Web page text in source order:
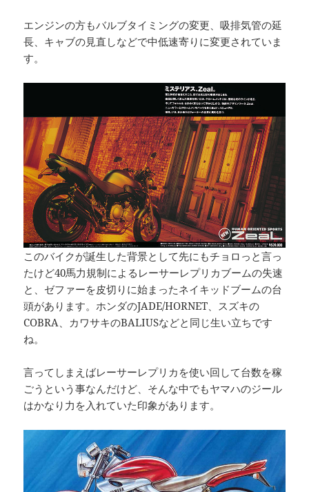
エンジンの方もバルブタイミングの変更、吸排気管の延
長、キャブの見直しなどで中低速寄りに変更されていま
す。
このバイクが誕生した背景として先にもチョロっと言っ
たけど40馬力規制によるレーサーレプリカブームの失速
と、ゼファーを皮切りに始まったネイキッドブームの台
頭があります。ホンダのJADE/HORNET、スズキの
COBRA、カワサキのBALIUSなどと同じ生い立ちです
ね。
言ってしまえばレーサーレプリカを使い回して台数を稼
ごうという事なんだけど、そんな中でもヤマハのジール
はかなり力を入れていた印象があります。